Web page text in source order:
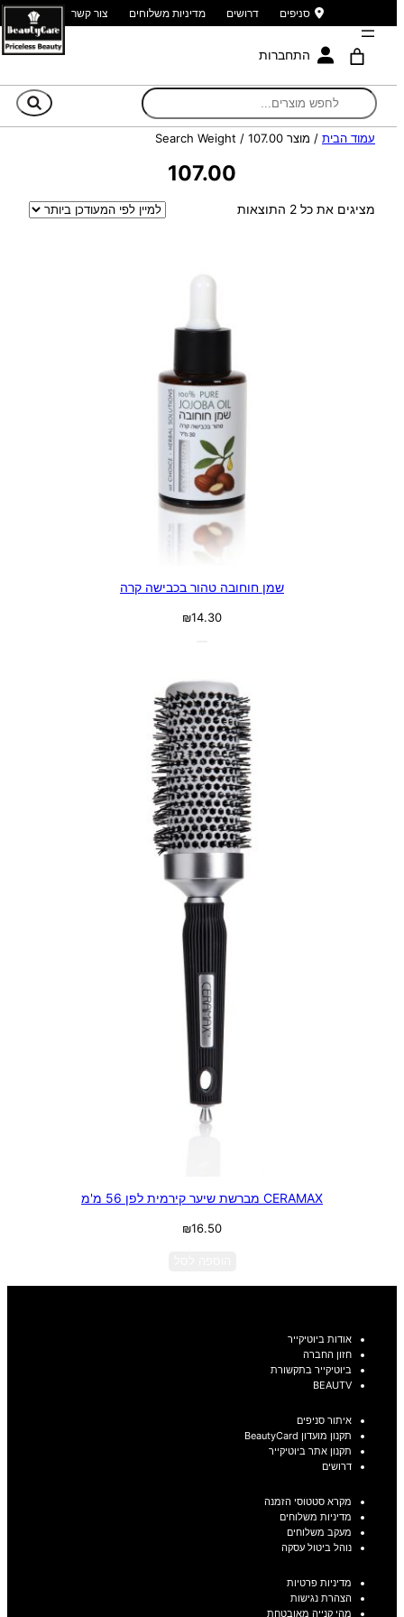
סניפים דרושים מדיניות משלוחים צור קשר
התחברות
עמוד הבית / מוצר Search Weight / 107.00
107.00
מציגים את כל ⁦2⁩ התוצאות
ממוין
שמן חוחובה טהור בכבישה קרה
₪14.30
CERAMAX מברשת שיער קירמית לפן 56 מ'מ
₪16.50
אודות ביוטיקייר
חזון החברה
ביוטיקייר בתקשורת
BEAUTV
איתור סניפים
תקנון מועדון BeautyCard
תקנון אתר ביוטיקייר
דרושים
מקרא סטטוסי הזמנה
מדיניות משלוחים
מעקב משלוחים
נוהל ביטול עסקה
מדיניות פרטיות
הצהרת נגישות
מהי קנייה מאובטחת